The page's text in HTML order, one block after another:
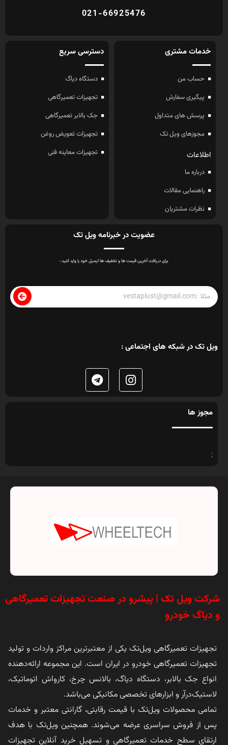
021-66925476
خدمات مشتری
حساب من
پیگیری سفارش
پرسش های متداول
مجوزهای ویل تک
اطلاعات
درباره ما
راهنمایی مقالات
نظرات مشتریان
دسترسی سریع
دستگاه دیاگ
تجهیزات تعمیرگاهی
جک بالابر تعمیرگاهی
تجهیزات تعویض روغن
تجهیزات معاینه فنی
عضویت در خبرنامه ویل تک
برای دریافت آخرین قیمت ها و تخفیف ها ایمیل خود را وارد کنید :
ویل تک در شبکه های اجتماعی :
مجوز ها
;
شرکت ویل تک | پیشرو در صنعت تجهیزات تعمیرگاهی
و دیاگ خودرو
تجهیزات تعمیرگاهی ویل‌تک یکی از معتبرترین مراکز واردات و تولید
تجهیزات تعمیرگاهی خودرو در ایران است. این مجموعه ارائه‌دهنده
انواع جک بالابر، دستگاه دیاگ، بالانس چرخ، کارواش اتوماتیک،
لاستیک‌درآر و ابزارهای تخصصی مکانیکی می‌باشد.
تمامی محصولات ویل‌تک با قیمت رقابتی، گارانتی معتبر و خدمات
پس از فروش سراسری عرضه می‌شوند. همچنین ویل‌تک با هدف
ارتقای سطح خدمات تعمیرگاهی و تسهیل خرید آنلاین تجهیزات